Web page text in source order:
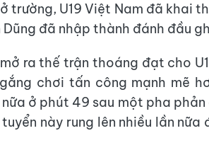
trường, U19 Việt Nam đã khai
đã nhập thành đánh đầu
ra thế trận thoáng đạt cho
chơi tấn công mạnh mẽ
ở phút 49 sau một pha phản
này rung lên nhiều lần